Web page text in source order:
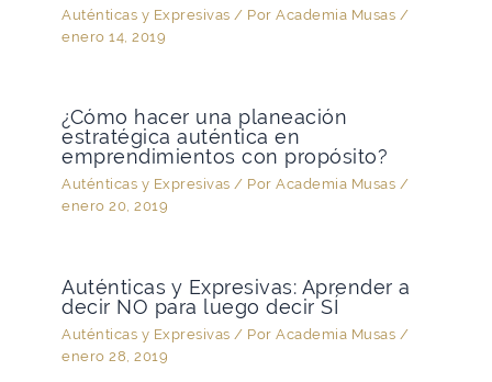
Auténticas y Expresivas / PorAcademia Musas /
enero 14, 2019
¿Cómo hacer una planeación
estratégica auténtica en
emprendimientos con propósito?
Auténticas y Expresivas / PorAcademia Musas /
enero 20, 2019
Auténticas y Expresivas: Aprender a
decir NO para luego decir SÍ
Auténticas y Expresivas / PorAcademia Musas /
enero 28, 2019